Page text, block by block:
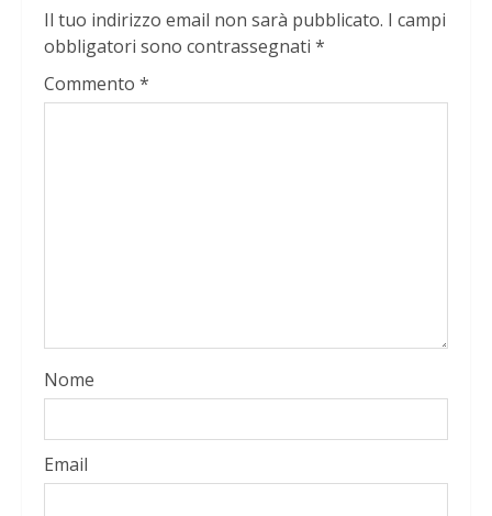
Il tuo indirizzo email non sarà pubblicato. I campi
obbligatori sono contrassegnati *
Commento *
Nome
Email